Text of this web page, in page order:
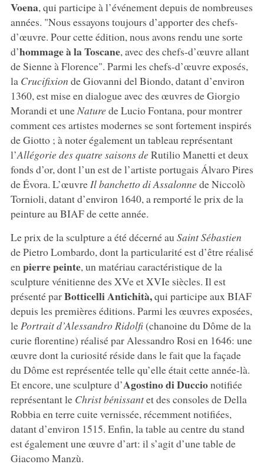
Voena, qui participe à l’événement depuis de nombreuses
années. "Nous essayons toujours d’apporter des chefs-
d’œuvre. Pour cette édition, nous avons rendu une sorte
d’hommage à la Toscane, avec des chefs-d’œuvre allant
de Sienne à Florence". Parmi les chefs-d’œuvre exposés,
la Crucifixion de Giovanni del Biondo, datant d’environ
1360, est mise en dialogue avec des œuvres de Giorgio
Morandi et uneNaturede Lucio Fontana, pour montrer
comment ces artistes modernes se sont fortement inspirés
de Giotto ; à noter également un tableau représentant
l’Allégorie des quatre saisons deRutilio Manetti et deux
fonds d’or, dont l’un est de l’artiste portugais Álvaro Pires
de Évora. L’œuvreIl banchetto di Assalonnede Niccolò
Tornioli, datant d’environ 1640, a remporté le prix de la
peinture au BIAF de cette année.
Le prix de la sculpture a été décerné auSaint Sébastien
de Pietro Lombardo, dont la particularité est d’être réalisé
enpierre peinte, un matériau caractéristique de la
sculpture vénitienne des XVe et XVIe siècles. Il est
présenté parBotticelli Antichità,qui participe aux BIAF
depuis les premières éditions. Parmi les œuvres exposées,
lePortrait d’Alessandro Ridolfi(chanoine du Dôme de la
curie florentine) réalisé par Alessandro Rosi en 1646: une
œuvre dont la curiosité réside dans le fait que la façade
du Dôme est représentée telle qu’elle était cette année-là.
Et encore, une sculpture d’Agostino di Duccionotifiée
représentant le Christ bénissantet des consoles de Della
Robbia en terre cuite vernissée, récemment notifiées,
datant d’environ 1515. Enfin, la table au centre du stand
est également une œuvre d’art: il s’agit d’une table de
Giacomo Manzù.